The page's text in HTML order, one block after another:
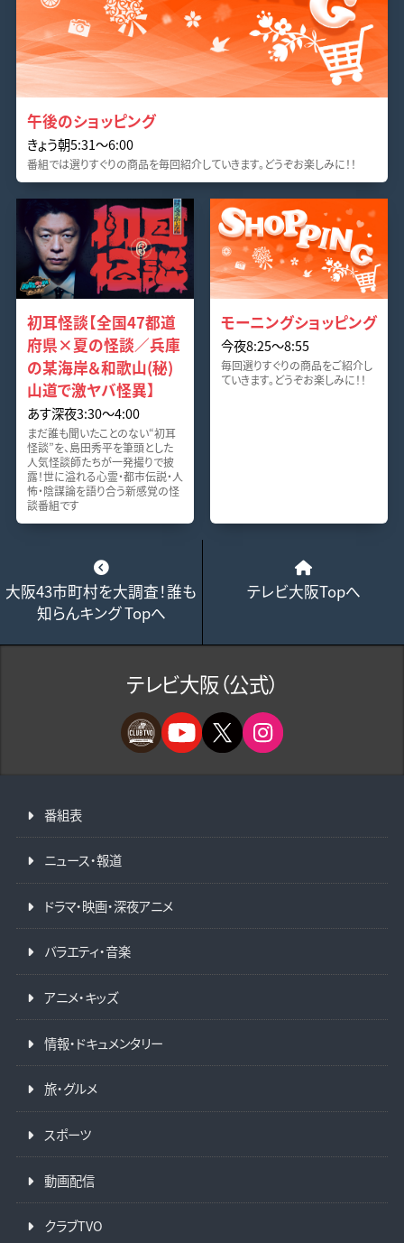
午後のショッピング
きょう朝5:31～6:00
番組では選りすぐりの商品を毎回紹介していきます。どうぞお楽しみに！！
初耳怪談【全国47都道
府県×夏の怪談／兵庫
の某海岸＆和歌山(秘)
山道で激ヤバ怪異】
あす深夜3:30～4:00
まだ誰も聞いたことのない“初耳
怪談”を、島田秀平を筆頭とした
人気怪談師たちが一発撮りで披
露！世に溢れる心霊・都市伝説・人
怖・陰謀論を語り合う新感覚の怪
談番組です
モーニングショッピング
今夜8:25～8:55
毎回選りすぐりの商品をご紹介し
ていきます。どうぞお楽しみに！！
大阪43市町村を大調査！誰も
知らんキング Topへ
テレビ大阪Topへ
テレビ大阪（公式）
番組表
ニュース・報道
ドラマ・映画・深夜アニメ
バラエティ・音楽
アニメ・キッズ
情報・ドキュメンタリー
旅・グルメ
スポーツ
動画配信
クラブTVO